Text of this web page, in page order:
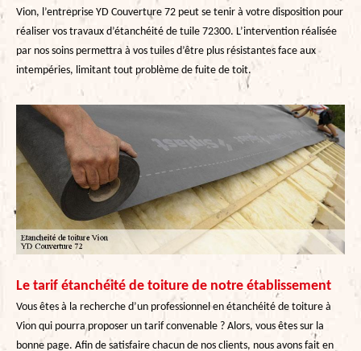
Vion, l’entreprise YD Couverture 72 peut se tenir à votre disposition pour
réaliser vos travaux d’étanchéité de tuile 72300. L’intervention réalisée
par nos soins permettra à vos tuiles d’être plus résistantes face aux
intempéries, limitant tout problème de fuite de toit.
Le tarif étanchéité de toiture de notre établissement
Vous êtes à la recherche d’un professionnel en étanchéité de toiture à
Vion qui pourra proposer un tarif convenable ? Alors, vous êtes sur la
bonne page. Afin de satisfaire chacun de nos clients, nous avons fait en